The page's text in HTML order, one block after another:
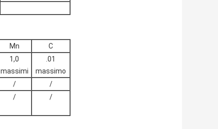
Mn
C
1,0
massimi
.01
massimo
/
/
/ /